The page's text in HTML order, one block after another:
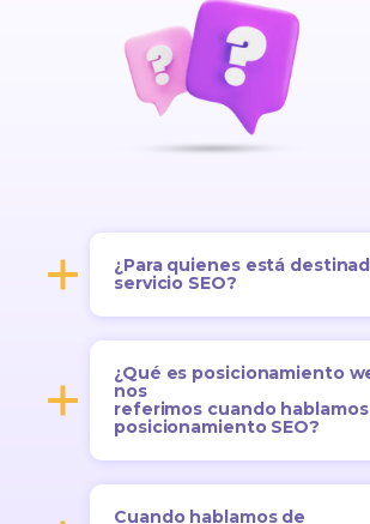
¿Para quienes está
servicio SEO?
¿Qué es posicionamiento
nos
referimos cuando
posicionamiento SEO?
Cuando hablamos de